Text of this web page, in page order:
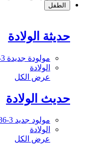
الطفل
حديثة الولادة
مولودة جديدة 3-36 شهرًا
الولادة
عرض الكل
حديث الولادة
مولود جديد 3-36 شهرًا
الولادة
عرض الكل